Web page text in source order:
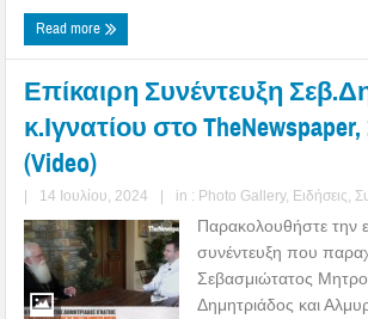
Read more
Επίκαιρη Συνέντευξη
κ.Ιγνατίου στο TheNewspaper,
(Video)
| 14 Ιουλίου, 2024 | in : Photo Gallery, Ειδήσεις
Παρακολουθήστε την
συνέντευξη που
Σεβασμιώτατος
Δημητριάδος και